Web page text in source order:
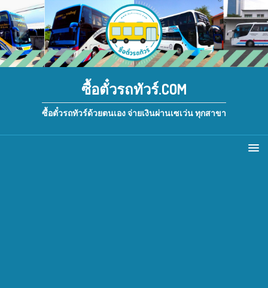
ซื้อตั๋วรถทัวร์.COM
ซื้อตั๋วรถทัวร์ด้วยตนเอง จ่ายเงินผ่านเซเว่น ทุกสาขา